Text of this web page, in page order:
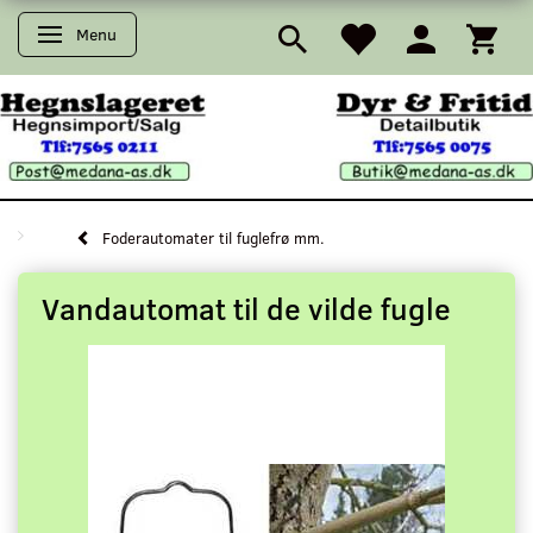
Skifte navigation
Menu
Foderautomater til fuglefrø mm.
Vandautomat til de vilde fugle